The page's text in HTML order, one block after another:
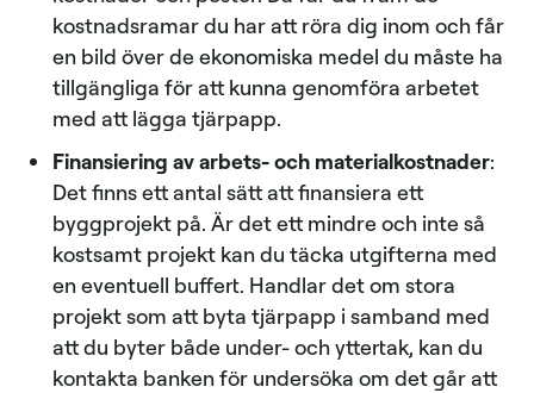
kostnadsramar du har att röra dig inom och får
en bild över de ekonomiska medel du måste ha
tillgängliga för att kunna genomföra arbetet
med att lägga tjärpapp.
Finansiering av arbets- och materialkostnader:
Det finns ett antal sätt att finansiera ett
byggprojekt på. Är det ett mindre och inte så
kostsamt projekt kan du täcka utgifterna med
en eventuell buffert. Handlar det om stora
projekt som att byta tjärpapp i samband med
att du byter både under- och yttertak, kan du
kontakta banken för undersöka om det går att